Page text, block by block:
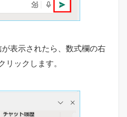
表示されたら、数式欄の右
リックします。